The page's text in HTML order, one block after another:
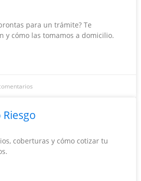
para un trámite? Te
y cómo las tomamos a domicilio.
coberturas y cómo cotizar tu